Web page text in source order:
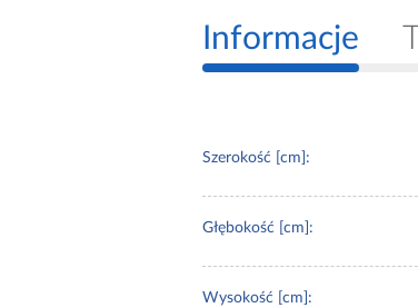
Informacje
Szerokość [cm]:
Głębokość [cm]:
Wysokość [cm]: